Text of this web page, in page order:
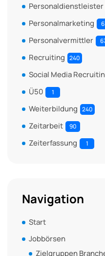
Personaldienstleister
Personalmarketing
Personalvermittler
Recruiting 240
Social Media
Ü50 1
Weiterbildung 240
Zeitarbeit 90
Zeiterfassung 1
Navigation
Start
Jobbörsen
Zielgruppen